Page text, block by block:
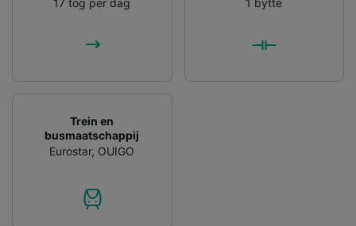
Trein en
busmaatschappij
Eurostar, OUIGO
advertising and content measurement,